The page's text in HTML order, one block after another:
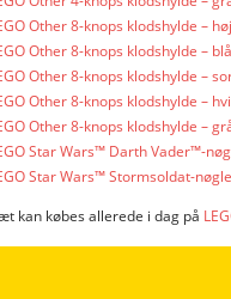
Other 8-knops klodshylde –
Other 8-knops klodshylde –
Other 8-knops klodshylde –
Other 8-knops klodshylde –
Other 8-knops klodshylde –
Star Wars™ Darth Vader™-
Star Wars™ Stormsoldat-
kan købes allerede i dag på